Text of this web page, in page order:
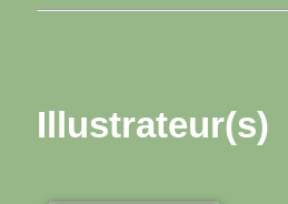
Illustrateur(s)